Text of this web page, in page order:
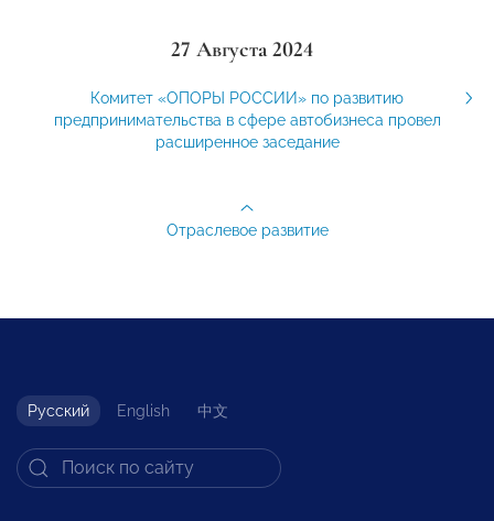
27 Августа 2024
Комитет «ОПОРЫ РОССИИ» по развитию
предпринимательства в сфере автобизнеса провел
расширенное заседание
Отраслевое развитие
Русский English 中文